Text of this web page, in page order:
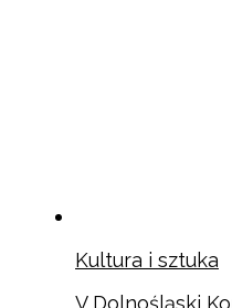
Kultura i sztuka
V Dolnośląski